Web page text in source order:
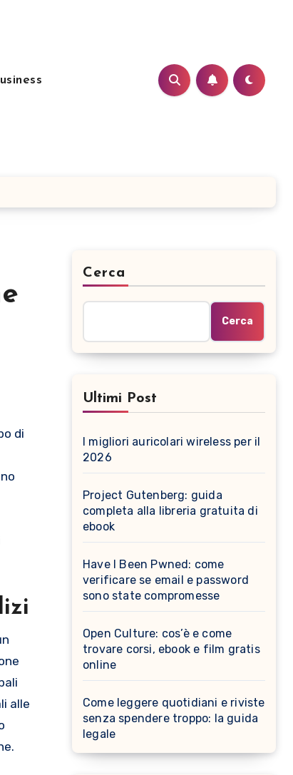
alle
Cerca
Cerca
Ultimi Post
I migliori auricolari wireless per il
2026
Project Gutenberg: guida
completa alla libreria gratuita di
ebook
Have I Been Pwned: come
verificare se email e password
sono state compromesse
Open Culture: cos’è e come
trovare corsi, ebook e film gratis
online
Come leggere quotidiani e riviste
senza spendere troppo: la guida
legale